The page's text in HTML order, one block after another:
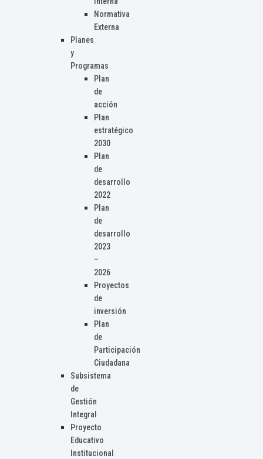
Normativa
Externa
Planes
y
Programas
Plan
de
acción
Plan
estratégico
2030
Plan
de
desarrollo
2022
Plan
de
desarrollo
2023
–
2026
Proyectos
de
inversión
Plan
de
Participación
Ciudadana
Subsistema
de
Gestión
Integral
Proyecto
Educativo
Institucional